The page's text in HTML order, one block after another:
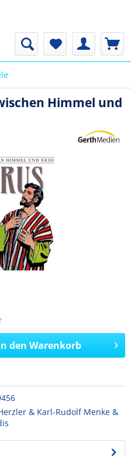
Himmel und
den Warenkorb
& Karl-Rudolf Menke &